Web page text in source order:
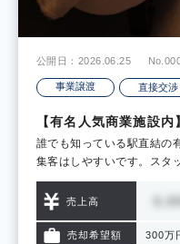
公開日：2026.06.25
事業譲渡 直接交渉
【有名人気商業施設
誰でも知っている駅直結の
集客はしやすいです。スタ
売上高
売却希望額 300万